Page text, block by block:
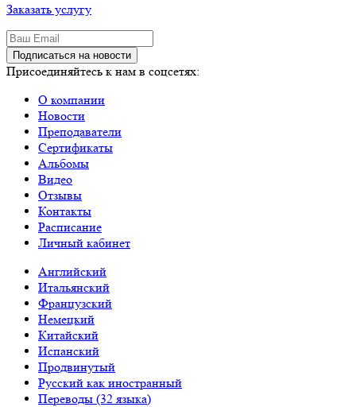
Заказать услугу
Подписаться на новости
Присоединяйтесь к нам в соцсетях:
О компании
Новости
Преподаватели
Сертификаты
Альбомы
Видео
Отзывы
Контакты
Расписание
Личный кабинет
Английский
Итальянский
Французский
Немецкий
Китайский
Испанский
Продвинутый
Русский как иностранный
Переводы (32 языка)